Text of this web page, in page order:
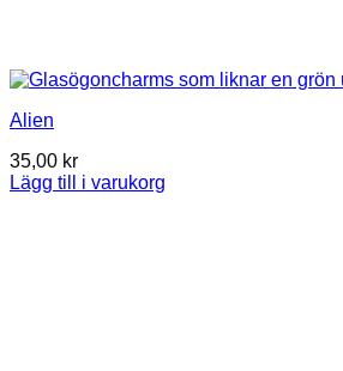
Alien
35,00 kr
Lägg till i varukorg